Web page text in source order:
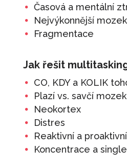
Časová a mentální
Nejvýkonnější mozek
Fragmentace
Jak řešit
CO, KDY a KOLIK
Plazí vs. savčí mozek
Neokortex
Distres
Reaktivní a
Koncentrace a